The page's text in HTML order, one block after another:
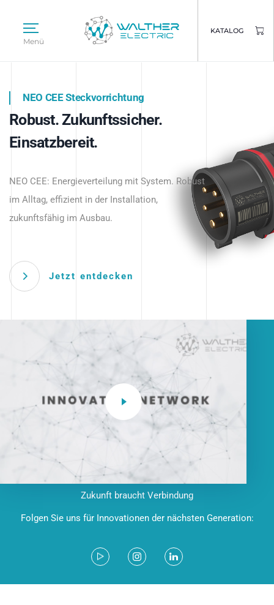
Menü
KATALOG
Intelligente Stromverteilung
beginnt hier.
NEO CEE Steckvorrichtung
Robust. Zukunftssicher.
Einsatzbereit.
NEO CEE: Energieverteilung mit System. Robust
im Alltag, effizient in der Installation,
zukunftsfähig im Ausbau.
Jetzt entdecken
Intelligenz trifft Energie.
Anwendungen – robust, IP-geschützt und
zukunftsfähig.
Zukunft braucht Verbindung
Folgen Sie uns für Innovationen der nächsten Generation: